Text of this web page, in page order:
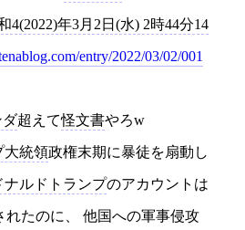
4(2022)年3月2日(水) 2時44分14
entry/2022/03/02/001
ダ超えて怪文書やろw
大統領政権末期に暴徒を扇動し
ナルドトランプのアカウントは
れたのに、 他国への軍事侵攻